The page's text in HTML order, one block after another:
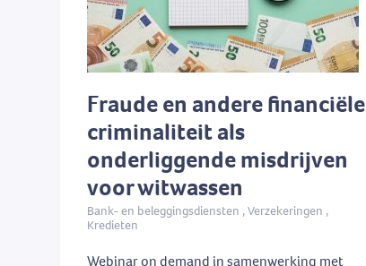
Fraude en andere financiële
criminaliteit als
onderliggende misdrijven
voor witwassen
Bank- en beleggingsdiensten , Verzekeringen ,
Kredieten
Webinar on demand in samenwerking met